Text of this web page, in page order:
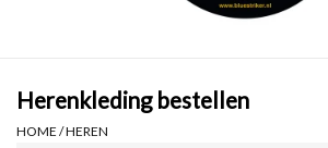
Schoenen
Herenkleding bestellen
HOME /HEREN